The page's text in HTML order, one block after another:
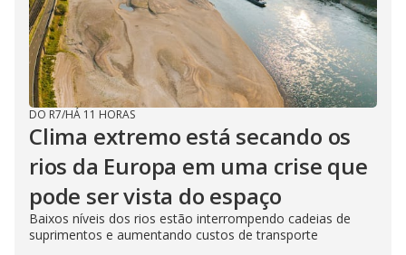
DO R7/HÁ 11 HORAS
Clima extremo está secando os
rios da Europa em uma crise que
pode ser vista do espaço
Baixos níveis dos rios estão interrompendo cadeias de
suprimentos e aumentando custos de transporte